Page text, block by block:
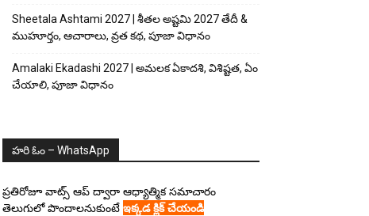
Sheetala Ashtami 2027 | శీతల అష్టమి 2027 తేదీ &
ముహూర్తం, ఆచారాలు, వ్రత కథ, పూజా విధానం
Amalaki Ekadashi 2027 | అమలక ఏకాదశి, విశిష్టత, ఏం
చేయాలి, పూజా విధానం
హరి ఓం – WhatsApp
ప్రతిరోజూ వాట్స్ ఆప్ ద్వారా ఆధ్యాత్మిక సమాచారం
తెలుగులో పొందాలనుకుంటే ఇక్కడ క్లిక్ చేయండి